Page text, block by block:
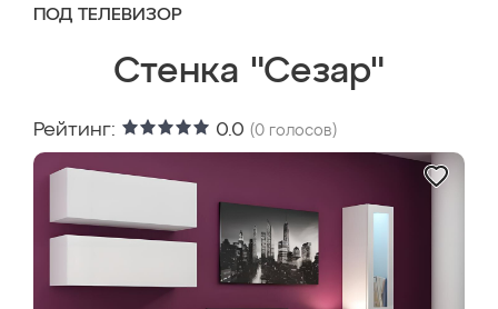
ПОД ТЕЛЕВИЗОР
Стенка "Сезар"
Рейтинг: 0.0 (0 голосов)